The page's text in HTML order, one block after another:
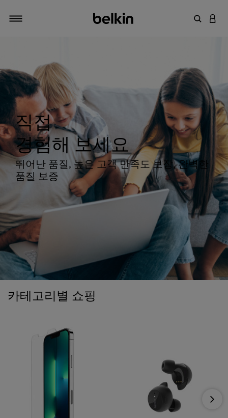
키워드
직접
경험해 보세요
뛰어난 품질, 높은 고객 만족도 보장, 완벽한
품질 보증
카테고리별 쇼핑
Next